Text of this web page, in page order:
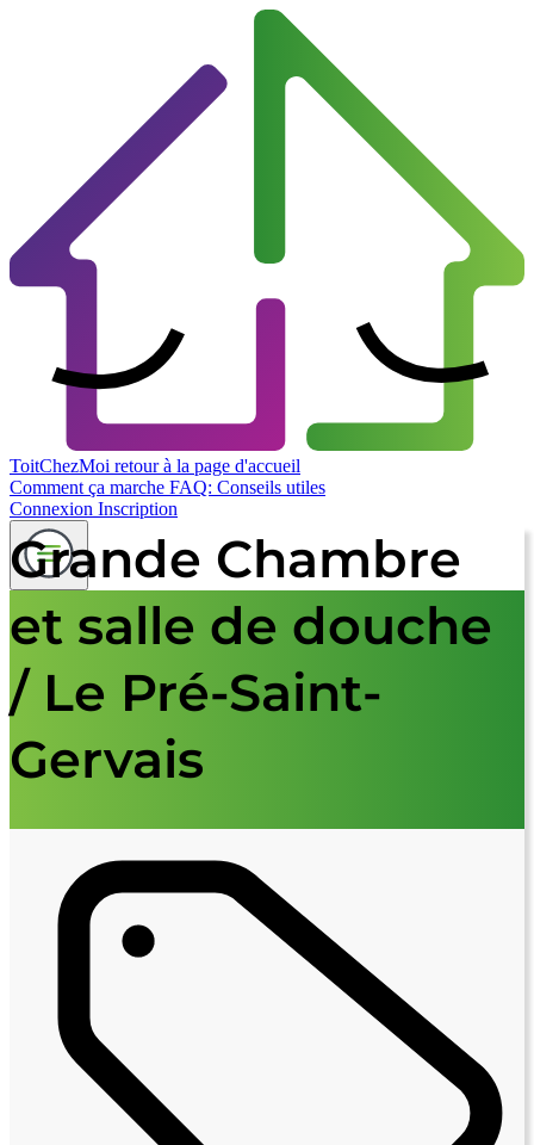
ToitChezMoi retour à la page d'accueil
Comment ça marche FAQ: Conseils utiles
Connexion Inscription
Grande Chambre
et salle de douche
/ Le Pré-Saint-
Gervais